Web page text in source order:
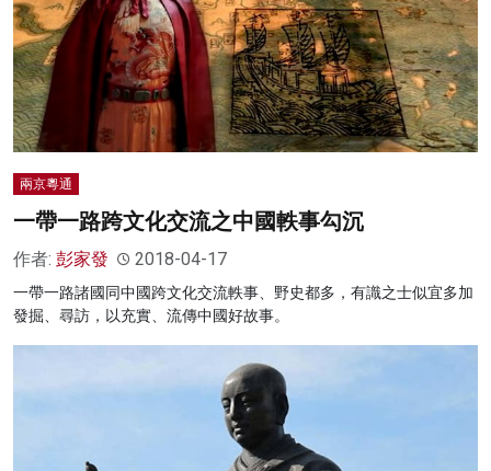
兩京粵通
一帶一路跨文化交流之中國軼事勾沉
作者: 彭家發 2018-04-17
一帶一路諸國同中國跨文化交流軼事、野史都多，有識之士似宜多加
發掘、尋訪，以充實、流傳中國好故事。